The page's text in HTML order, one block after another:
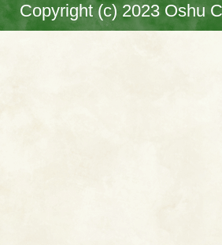
Copyright (c) 2023 Oshu